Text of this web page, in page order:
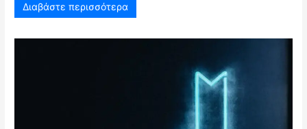
Διαβάστε περισσότερα